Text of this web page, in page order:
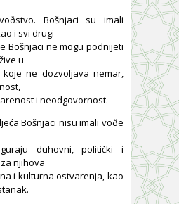
Bošnjaci su imali
i svi drugi
Bošnjaci ne mogu podnijeti
u
ne dozvoljava nemar,
i neodgovornost.
Bošnjaci nisu imali voðe
duhovni, politički i
njihova
i kulturna ostvarenja, kao